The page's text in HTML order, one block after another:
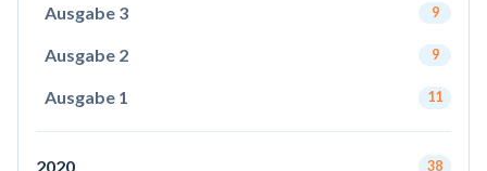
Ausgabe 3 9
Ausgabe 2 9
Ausgabe 1 11
2020 38